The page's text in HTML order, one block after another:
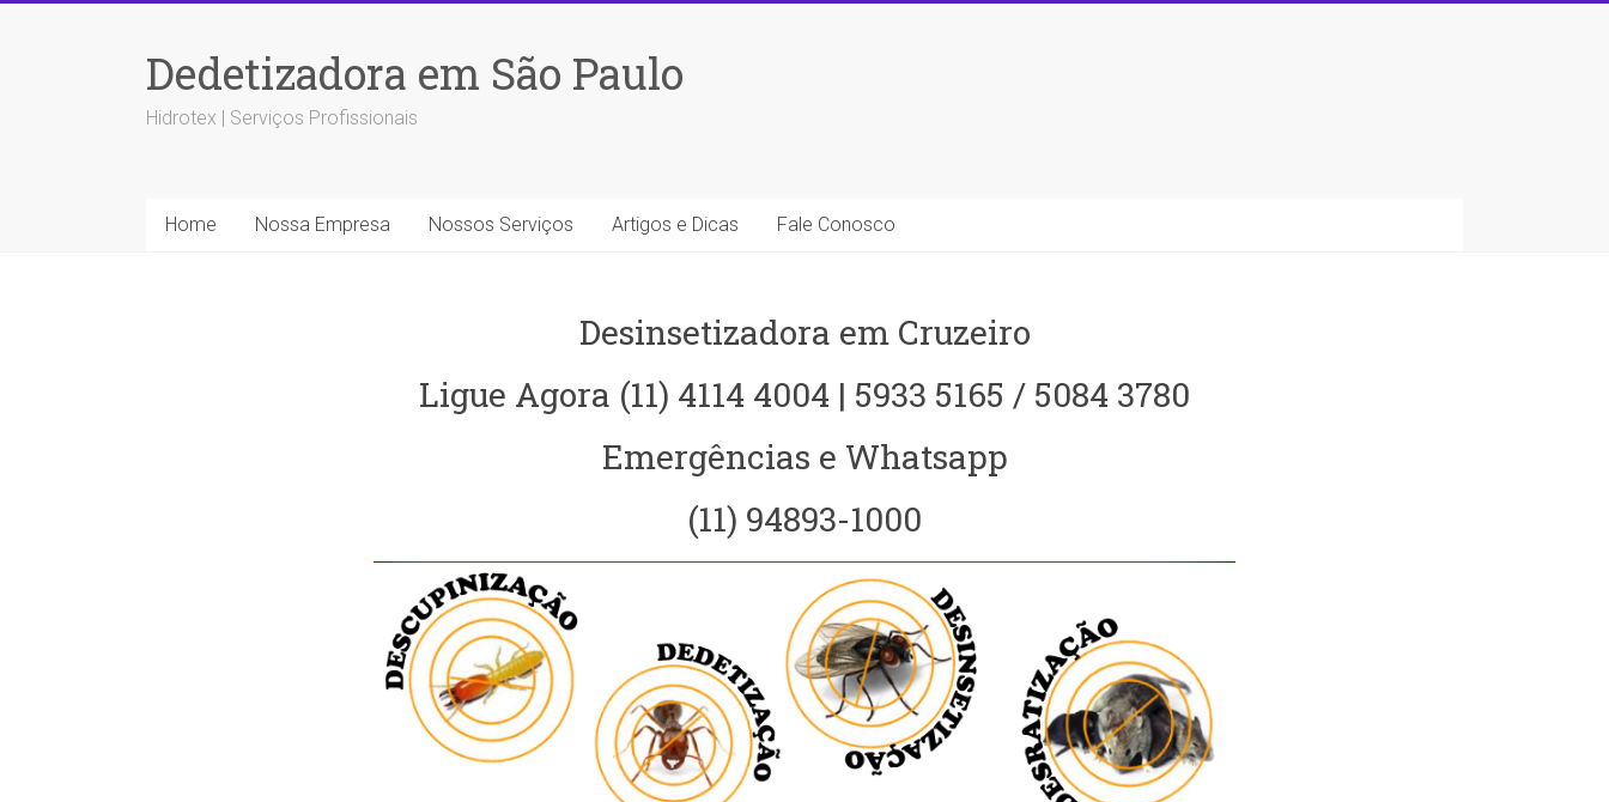
Dedetizadora em São Paulo
Hidrotex | Serviços Profissionais
Home Nossa Empresa Nossos Serviços Artigos e Dicas Fale Conosco
Desinsetizadora em Cruzeiro
Ligue Agora (11) 4114 4004 | 5933 5165 / 5084 3780
Emergências e Whatsapp
(11) 94893-1000